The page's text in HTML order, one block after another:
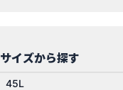
サイズから探す
45L